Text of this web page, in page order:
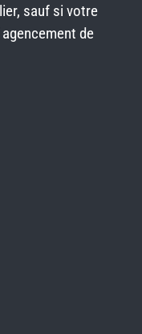
sauf si votre
de